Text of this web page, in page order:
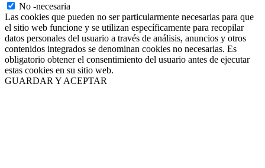
No -necesaria
Las cookies que pueden no ser particularmente necesarias para que
el sitio web funcione y se utilizan específicamente para recopilar
datos personales del usuario a través de análisis, anuncios y otros
contenidos integrados se denominan cookies no necesarias. Es
obligatorio obtener el consentimiento del usuario antes de ejecutar
estas cookies en su sitio web.
GUARDAR Y ACEPTAR